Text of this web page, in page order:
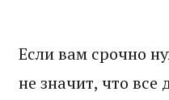
Если вам срочно
не значит, что все